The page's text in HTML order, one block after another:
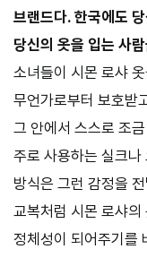
브랜드다. 한국에도
당신의 옷을 입는 사
소녀들이 시몬 로샤
무언가로부터 보호받
그 안에서 스스로 조
주로 사용하는 실크
방식은 그런 감정을
교복처럼 시몬 로샤
정체성이 되어주기를